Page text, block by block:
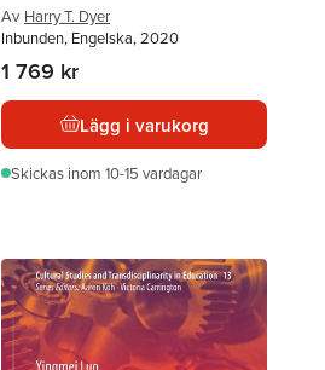
Av Harry T. Dyer
Inbunden, Engelska, 2020
1 769 kr
Lägg i varukorg
Skickas inom 10-15 vardagar